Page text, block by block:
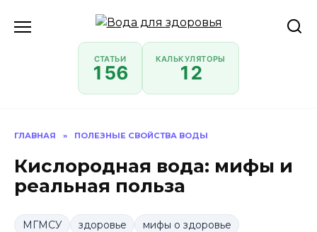
СТАТЬИ
156
КАЛЬКУЛЯТОРЫ
12
ГЛАВНАЯ » ПОЛЕЗНЫЕ СВОЙСТВА ВОДЫ
Кислородная вода: мифы и
реальная польза
МГМСУ здоровье
мифы о здоровье